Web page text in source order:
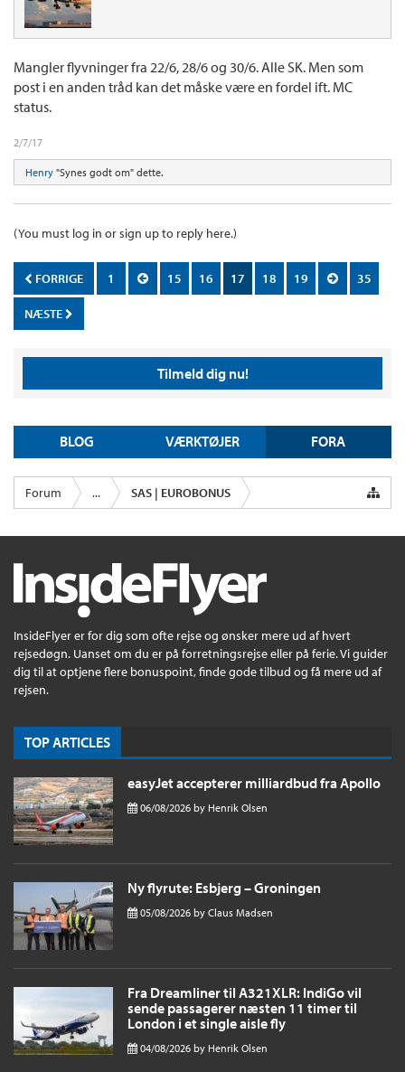
Mangler flyvninger fra 22/6, 28/6 og 30/6. Alle SK. Men som
post i en anden tråd kan det måske være en fordel ift. MC
status.
2/7/17
Henry "Synes godt om" dette.
(You must log in or sign up to reply here.)
FORRIGE 1 15 16 17 18 19 35
NÆSTE
Tilmeld dig nu!
BLOG VÆRKTØJER FORA
Forum ... SAS | EUROBONUS
InsideFlyer er for dig som ofte rejse og ønsker mere ud af hvert
rejsedøgn. Uanset om du er på forretningsrejse eller på ferie. Vi guider
dig til at optjene flere bonuspoint, finde gode tilbud og få mere ud af
rejsen.
TOP ARTICLES
easyJet accepterer milliardbud fra Apollo
06/08/2026 by Henrik Olsen
Ny flyrute: Esbjerg – Groningen
05/08/2026 by Claus Madsen
Fra Dreamliner til A321XLR: IndiGo vil
sende passagerer næsten 11 timer til
London i et single aisle fly
04/08/2026 by Henrik Olsen